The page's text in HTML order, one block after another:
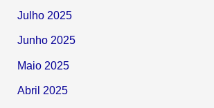
Julho 2025
Junho 2025
Maio 2025
Abril 2025